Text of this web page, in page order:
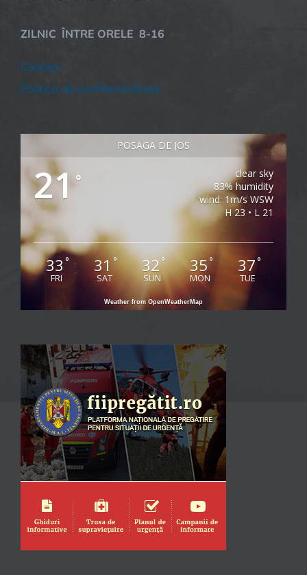
ZILNIC ÎNTRE ORELE 8-16
Cookies
Politica de confidentialitate
POȘAGA DE JOS
21°
clear sky
83% humidity
wind: 1m/s WSW
H 23 • L 21
33 °
FRI
31°
SAT
32°
SUN
35°
MON
37°
TUE
Weather from OpenWeatherMap